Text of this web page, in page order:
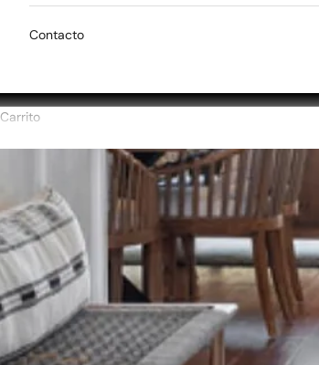
Contacto
Carrito